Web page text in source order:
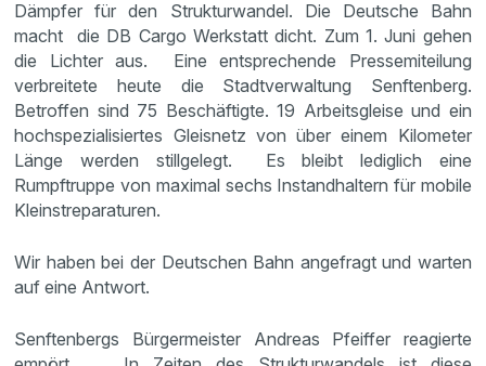
Dämpfer für den Strukturwandel. Die Deutsche Bahn
macht die DB Cargo Werkstatt dicht. Zum 1. Juni gehen
die Lichter aus. Eine entsprechende Pressemiteilung
verbreitete heute die Stadtverwaltung Senftenberg.
Betroffen sind 75 Beschäftigte. 19 Arbeitsgleise und ein
hochspezialisiertes Gleisnetz von über einem Kilometer
Länge werden stillgelegt. Es bleibt lediglich eine
Rumpftruppe von maximal sechs Instandhaltern für mobile
Kleinstreparaturen.
Wir haben bei der Deutschen Bahn angefragt und warten
auf eine Antwort.
Senftenbergs Bürgermeister Andreas Pfeiffer reagierte